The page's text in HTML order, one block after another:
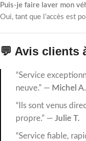
Puis-je faire laver mon
Oui, tant que l’accès est
💬 Avis clients
“Service
neuve.” — Michel A.
“Ils sont venus
propre.” — Julie T.
“Service fiable,